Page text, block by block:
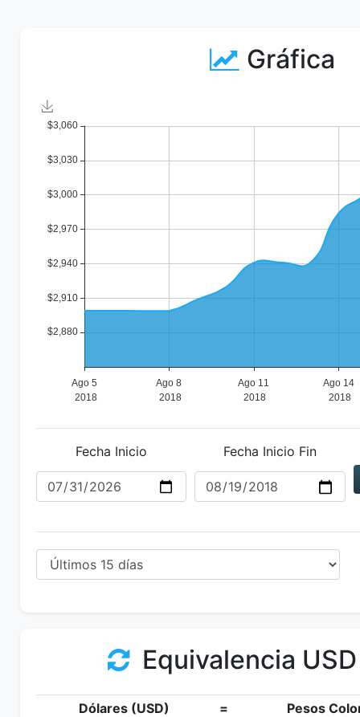
Gráfica
Fecha Inicio
Fecha Inicio Fin
Equivalencia
Dólares (USD) =
Pesos